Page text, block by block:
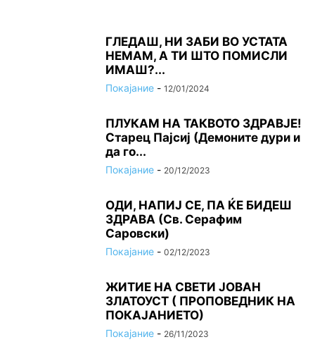
ГЛЕДАШ, НИ ЗАБИ ВО УСТАТА
НЕМАМ, А ТИ ШТО ПОМИСЛИ
ИМАШ?...
Покајание - 12/01/2024
ПЛУКАМ НА ТАКВОТО ЗДРАВЈЕ!
Старец Пајсиј (Демоните дури и
да го...
Покајание - 20/12/2023
ОДИ, НАПИЈ СЕ, ПА ЌЕ БИДЕШ
ЗДРАВА (Св. Серафим
Саровски)
Покајание - 02/12/2023
ЖИТИЕ НА СВЕТИ ЈОВАН
ЗЛАТОУСТ ( ПРОПОВЕДНИК НА
ПОКАЈАНИЕТО)
Покајание - 26/11/2023